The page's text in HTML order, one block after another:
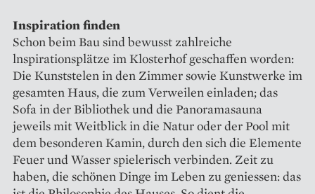
Inspiration finden
Schon beim Bau sind bewusst zahlreiche
lnspirationsplätze im Klosterhof geschaffen worden:
Die Kunststelen in den Zimmer sowie Kunstwerke im
gesamten Haus, die zum Verweilen einladen; das
Sofa in der Bibliothek und die Panoramasauna
jeweils mit Weitblick in die Natur oder der Pool mit
dem besonderen Kamin, durch den sich die Elemente
Feuer und Wasser spielerisch verbinden. Zeit zu
haben, die schönen Dinge im Leben zu geniessen: das